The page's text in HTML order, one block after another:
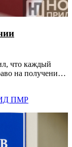
что каждый
на получение
ПМР